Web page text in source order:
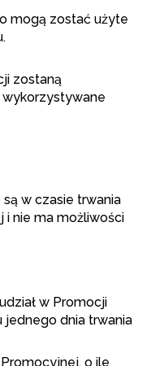
mogą zostać użyte
zostaną
w czasie trwania
i nie ma możliwości
w Promocji
jednego dnia trwania
o ile